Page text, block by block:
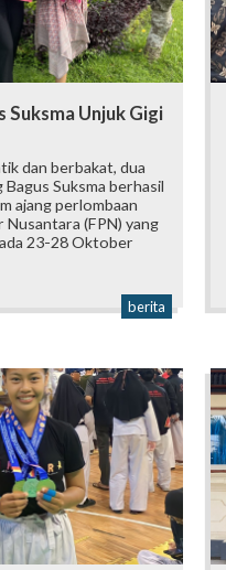
Suksma Unjuk Gigi
dan berbakat, dua
Suksma berhasil
ajang perlombaan
Nusantara (FPN) yang
23-28 Oktober
berita